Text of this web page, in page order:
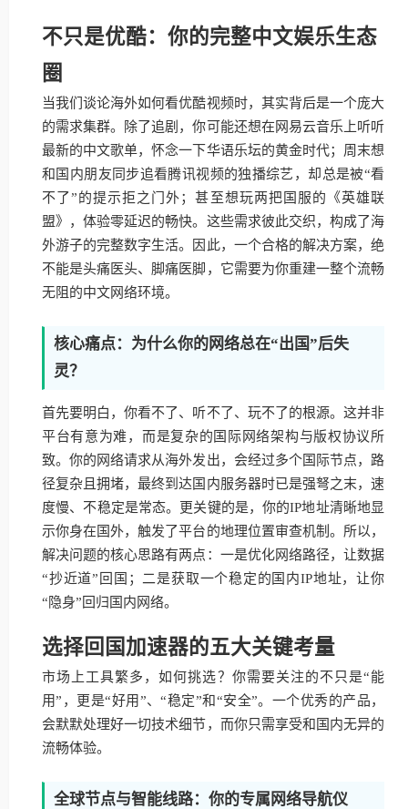
不只是优酷：你的完整中文娱乐生态
圈
当我们谈论海外如何看优酷视频时，其实背后是一个庞大
的需求集群。除了追剧，你可能还想在网易云音乐上听听
最新的中文歌单，怀念一下华语乐坛的黄金时代；周末想
和国内朋友同步追看腾讯视频的独播综艺，却总是被“看
不了”的提示拒之门外；甚至想玩两把国服的《英雄联
盟》，体验零延迟的畅快。这些需求彼此交织，构成了海
外游子的完整数字生活。因此，一个合格的解决方案，绝
不能是头痛医头、脚痛医脚，它需要为你重建一整个流畅
无阻的中文网络环境。
核心痛点：为什么你的网络总在“出国”后失
灵？
首先要明白，你看不了、听不了、玩不了的根源。这并非
平台有意为难，而是复杂的国际网络架构与版权协议所
致。你的网络请求从海外发出，会经过多个国际节点，路
径复杂且拥堵，最终到达国内服务器时已是强弩之末，速
度慢、不稳定是常态。更关键的是，你的IP地址清晰地显
示你身在国外，触发了平台的地理位置审查机制。所以，
解决问题的核心思路有两点：一是优化网络路径，让数据
“抄近道”回国；二是获取一个稳定的国内IP地址，让你
“隐身”回归国内网络。
选择回国加速器的五大关键考量
市场上工具繁多，如何挑选？你需要关注的不只是“能
用”，更是“好用”、“稳定”和“安全”。一个优秀的产品，
会默默处理好一切技术细节，而你只需享受和国内无异的
流畅体验。
全球节点与智能线路：你的专属网络导航仪